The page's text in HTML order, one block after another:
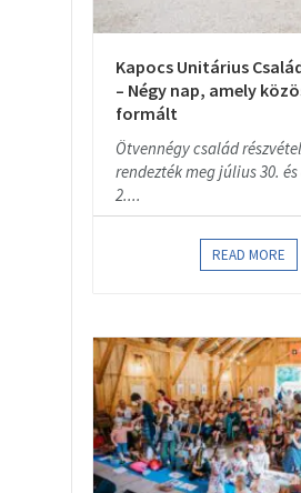
Kapocs Unitárius
– Négy nap, amely
formált
Ötvennégy család
rendezték meg július 30.
2....
READ MORE